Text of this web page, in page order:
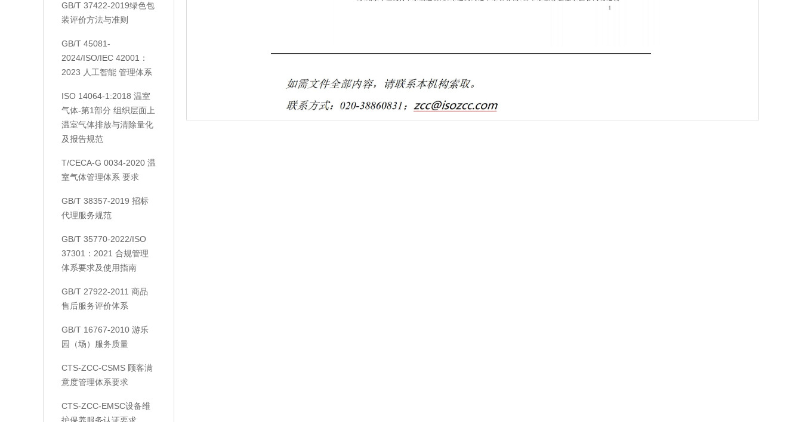
GB/T 37422-2019绿色包
装评价方法与准则
GB/T 45081-
2024/ISO/IEC 42001：
2023 人工智能 管理体系
ISO 14064-1:2018 温室
气体-第1部分 组织层面上
温室气体排放与清除量化
及报告规范
T/CECA-G 0034-2020 温
室气体管理体系 要求
GB/T 38357-2019 招标
代理服务规范
GB/T 35770-2022/ISO
37301：2021 合规管理
体系要求及使用指南
GB/T 27922-2011 商品
售后服务评价体系
GB/T 16767-2010 游乐
园（场）服务质量
CTS-ZCC-CSMS 顾客满
意度管理体系要求
CTS-ZCC-EMSC设备维